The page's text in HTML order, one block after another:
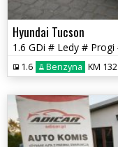
Hyundai Tucson
1.6 Benzyna KM 132